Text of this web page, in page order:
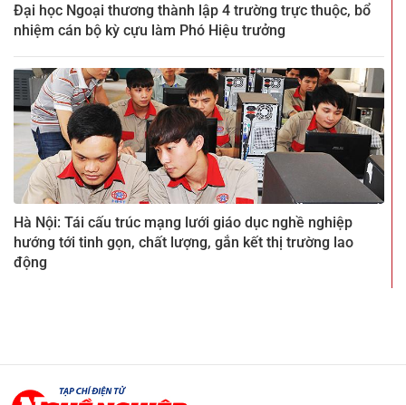
Đại học Ngoại thương thành lập 4 trường trực thuộc, bổ
nhiệm cán bộ kỳ cựu làm Phó Hiệu trưởng
Hà Nội: Tái cấu trúc mạng lưới giáo dục nghề nghiệp
hướng tới tinh gọn, chất lượng, gắn kết thị trường lao
động